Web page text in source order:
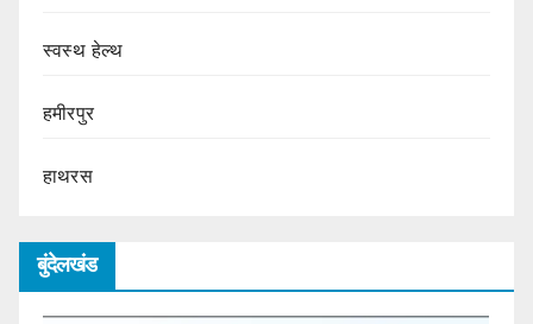
स्वस्थ हेल्थ
हमीरपुर
हाथरस
बुंदेलखंड